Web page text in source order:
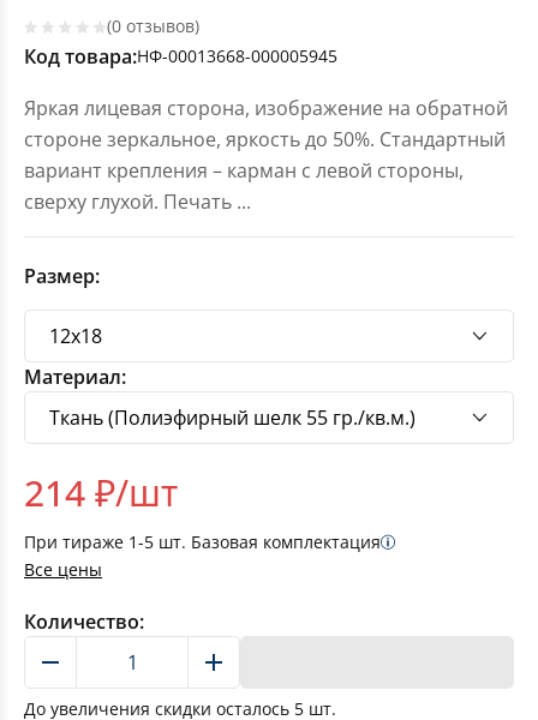
(0 отзывов)
Код товара:НФ-00013668-000005945
Яркая лицевая сторона, изображение на обратной
стороне зеркальное, яркость до 50%. Стандартный
вариант крепления – карман с левой стороны,
сверху глухой. Печать ...
Размер:
Материал:
214₽/шт
При тираже 1-5 шт. Базовая комплектация
Все цены
Количество:
До увеличения скидки осталось 5 шт.